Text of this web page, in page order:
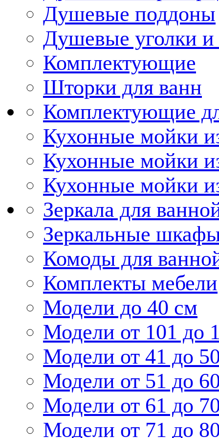
Душевые поддоны
Душевые уголки и
Комплектующие
Шторки для ванн
Комплектующие
Кухонные мойки
Кухонные мойки
Кухонные мойки
Зеркала для
Зеркальные
Комоды для
Комплекты мебели
Модели до 40 см
Модели от 101 до
Модели от 41 до
Модели от 51 до
Модели от 61 до
Модели от 71 до